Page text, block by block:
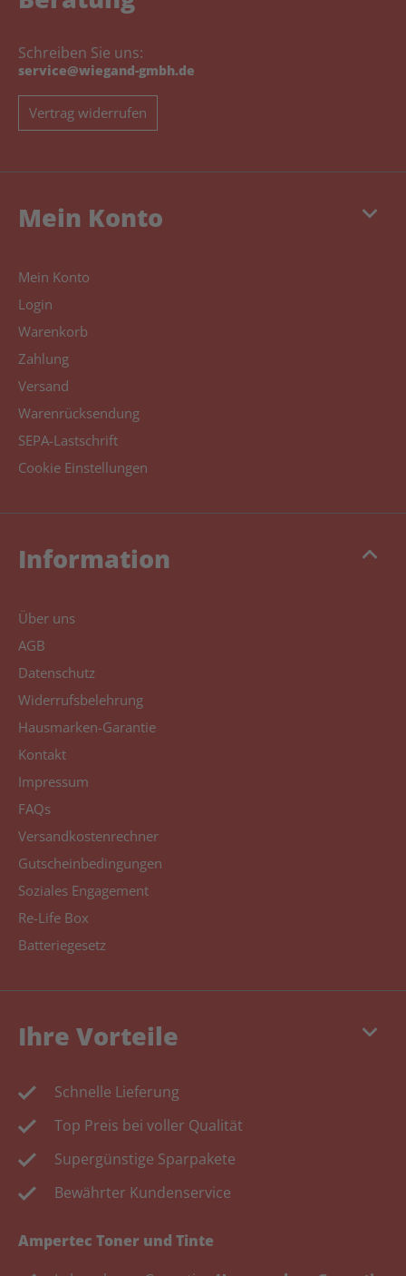
Schreiben Sie uns:
service@wiegand-gmbh.de
Vertrag widerrufen
keyboard_arrow_down
Mein Konto
Mein Konto
Login
Warenkorb
Zahlung
Versand
Warenrücksendung
SEPA-Lastschrift
Cookie Einstellungen
keyboard_arrow_up
Information
Über uns
AGB
Datenschutz
Widerrufsbelehrung
Hausmarken-Garantie
Kontakt
Impressum
FAQs
Versandkostenrechner
Gutscheinbedingungen
Soziales Engagement
Re-Life Box
Batteriegesetz
keyboard_arrow_down
Ihre Vorteile
Schnelle Lieferung
Top Preis bei voller Qualität
Supergünstige Sparpakete
Bewährter Kundenservice
Ampertec Toner und Tinte